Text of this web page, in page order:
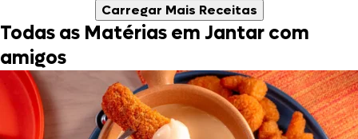
Carregar Mais Receitas
Todas as Matérias em Jantar com
amigos